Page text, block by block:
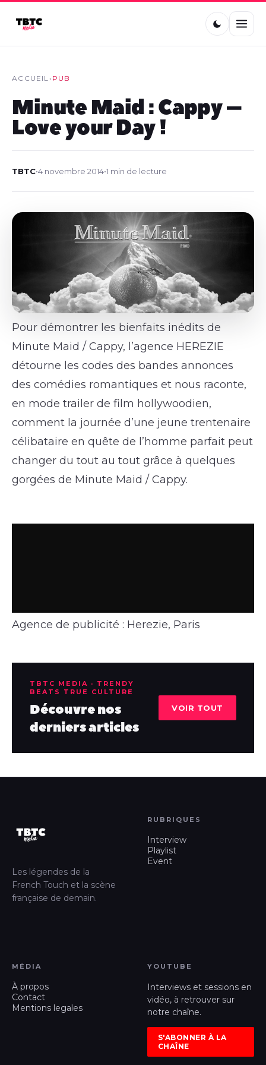
ACCUEIL› PUB
Minute Maid : Cappy –
Love your Day !
TBTC•4 novembre 2014•1 min de lecture
Pour démontrer les bienfaits inédits de
Minute Maid / Cappy, l’agence HEREZIE
détourne les codes des bandes annonces
des comédies romantiques et nous raconte,
en mode trailer de film hollywoodien,
comment la journée d’une jeune trentenaire
célibataire en quête de l’homme parfait peut
changer du tout au tout grâce à quelques
gorgées de Minute Maid / Cappy.
Agence de publicité : Herezie, Paris
TBTC MEDIA · TRENDY
BEATS TRUE CULTURE
Découvre nos
derniers articles
VOIR TOUT
Les légendes de la
French Touch et la scène
française de demain.
RUBRIQUES
Interview
Playlist
Event
MÉDIA
À propos
Contact
Mentions legales
YOUTUBE
Interviews et sessions en
vidéo, à retrouver sur
notre chaîne.
S'ABONNER À LA
CHAÎNE